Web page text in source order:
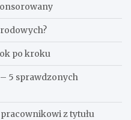
po kroku
– 5 sprawdzonych
z tytułu